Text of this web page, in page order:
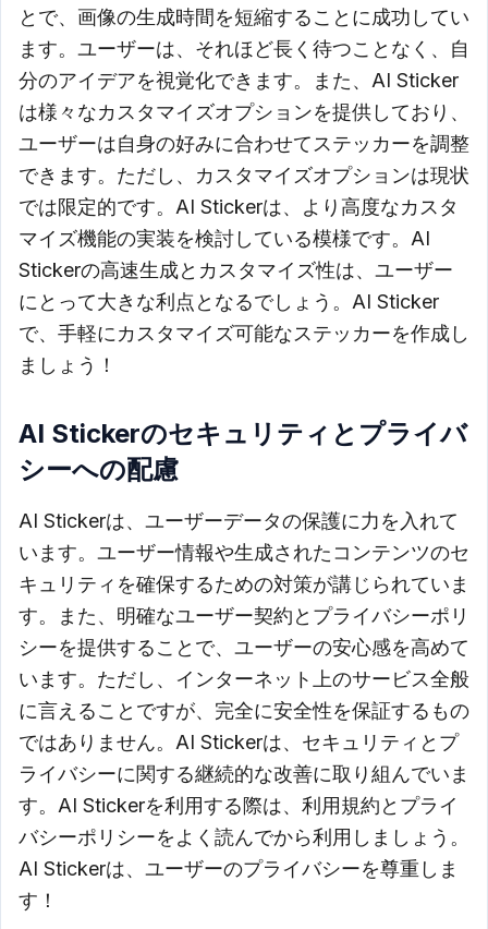
とで、画像の生成時間を短縮することに成功してい
ます。ユーザーは、それほど長く待つことなく、自
分のアイデアを視覚化できます。また、AI Sticker
は様々なカスタマイズオプションを提供しており、
ユーザーは自身の好みに合わせてステッカーを調整
できます。ただし、カスタマイズオプションは現状
では限定的です。AI Stickerは、より高度なカスタ
マイズ機能の実装を検討している模様です。AI
Stickerの高速生成とカスタマイズ性は、ユーザー
にとって大きな利点となるでしょう。AI Sticker
で、手軽にカスタマイズ可能なステッカーを作成し
ましょう！
AI Stickerのセキュリティとプライバ
シーへの配慮
AI Stickerは、ユーザーデータの保護に力を入れて
います。ユーザー情報や生成されたコンテンツのセ
キュリティを確保するための対策が講じられていま
す。また、明確なユーザー契約とプライバシーポリ
シーを提供することで、ユーザーの安心感を高めて
います。ただし、インターネット上のサービス全般
に言えることですが、完全に安全性を保証するもの
ではありません。AI Stickerは、セキュリティとプ
ライバシーに関する継続的な改善に取り組んでいま
す。AI Stickerを利用する際は、利用規約とプライ
バシーポリシーをよく読んでから利用しましょう。
AI Stickerは、ユーザーのプライバシーを尊重しま
す！